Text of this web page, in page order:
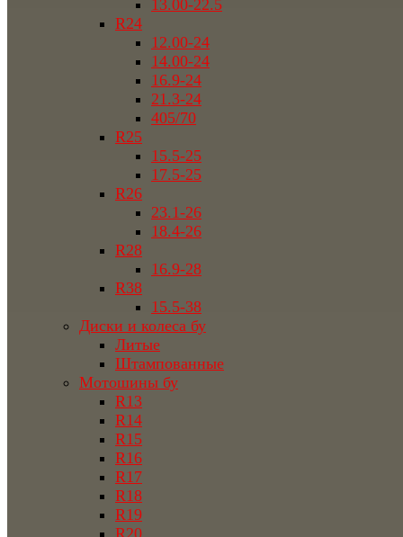
13.00-22.5
R24
12.00-24
14.00-24
16.9-24
21.3-24
405/70
R25
15.5-25
17.5-25
R26
23.1-26
18.4-26
R28
16.9-28
R38
15.5-38
Диски и колеса бу
Литые
Штампованные
Мотошины бу
R13
R14
R15
R16
R17
R18
R19
R20